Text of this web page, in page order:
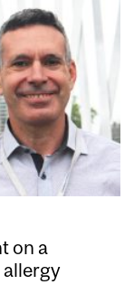
on a